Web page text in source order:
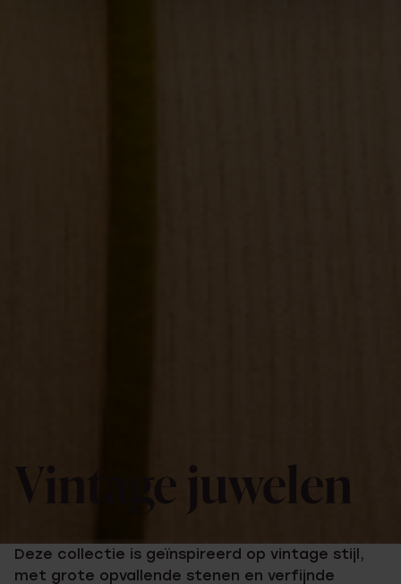
Vintage juwelen
Deze collectie is geïnspireerd op vintage stijl,
met grote opvallende stenen en verfijnde